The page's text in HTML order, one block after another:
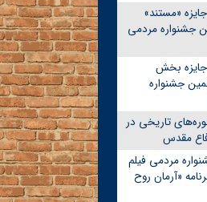
«مستند»
جشنواره مردمی
جایزه بخش
جشنواره
تاریخی در
مقدس
مردمی فیلم
«آرمان روح